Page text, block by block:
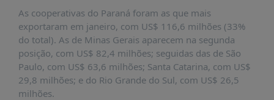
INSCRIÇÕES
MATERIAIS
DISPONÍVEIS
PUBLICAÇÕES
As cooperativas do Paraná foram as que mais
exportaram em janeiro, com US$ 116,6 milhões (33%
do total). As de Minas Gerais aparecem na segunda
posição, com US$ 82,4 milhões; seguidas das de São
Paulo, com US$ 63,6 milhões; Santa Catarina, com US$
29,8 milhões; e do Rio Grande do Sul, com US$ 26,5
milhões.